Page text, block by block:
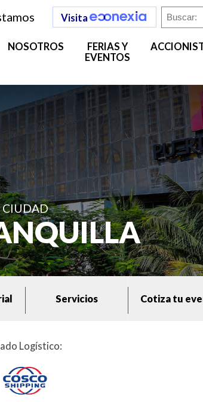
Visita
NOSOTROS
FERIAS Y
EVENTOS
CIUDAD
Servicios Cotiza tu
Logístico: